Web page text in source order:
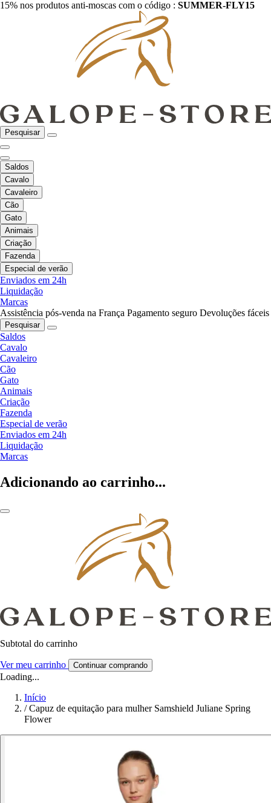
15% nos produtos anti-moscas com o código : SUMMER-FLY15
Pesquisar
Saldos
Cavalo
Cavaleiro
Cão
Gato
Animais
Criação
Fazenda
Especial de verão
Enviados em 24h
Liquidação
Marcas
Assistência pós-venda na França Pagamento seguro Devoluções fáceis
Pesquisar
Saldos
Cavalo
Cavaleiro
Cão
Gato
Animais
Criação
Fazenda
Especial de verão
Enviados em 24h
Liquidação
Marcas
Adicionando ao carrinho...
Subtotal do carrinho
Ver meu carrinho Continuar comprando
Loading...
Início
/ Capuz de equitação para mulher Samshield Juliane Spring
Flower